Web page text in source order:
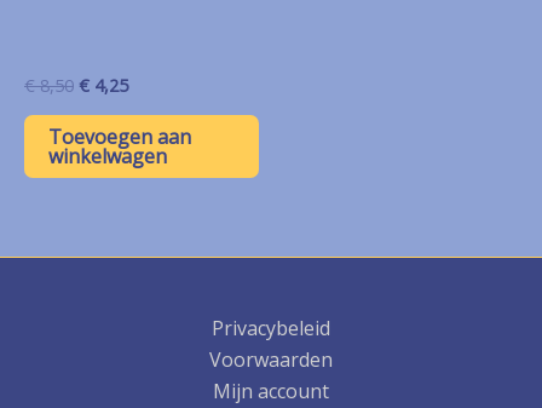
€8,50 Oorspronkelijke
was:
€ 8,50.
€ 4,25Huidige
is:
€ 4,25.
Toevoegen aan
winkelwagen
Privacybeleid
Voorwaarden
Mijn account